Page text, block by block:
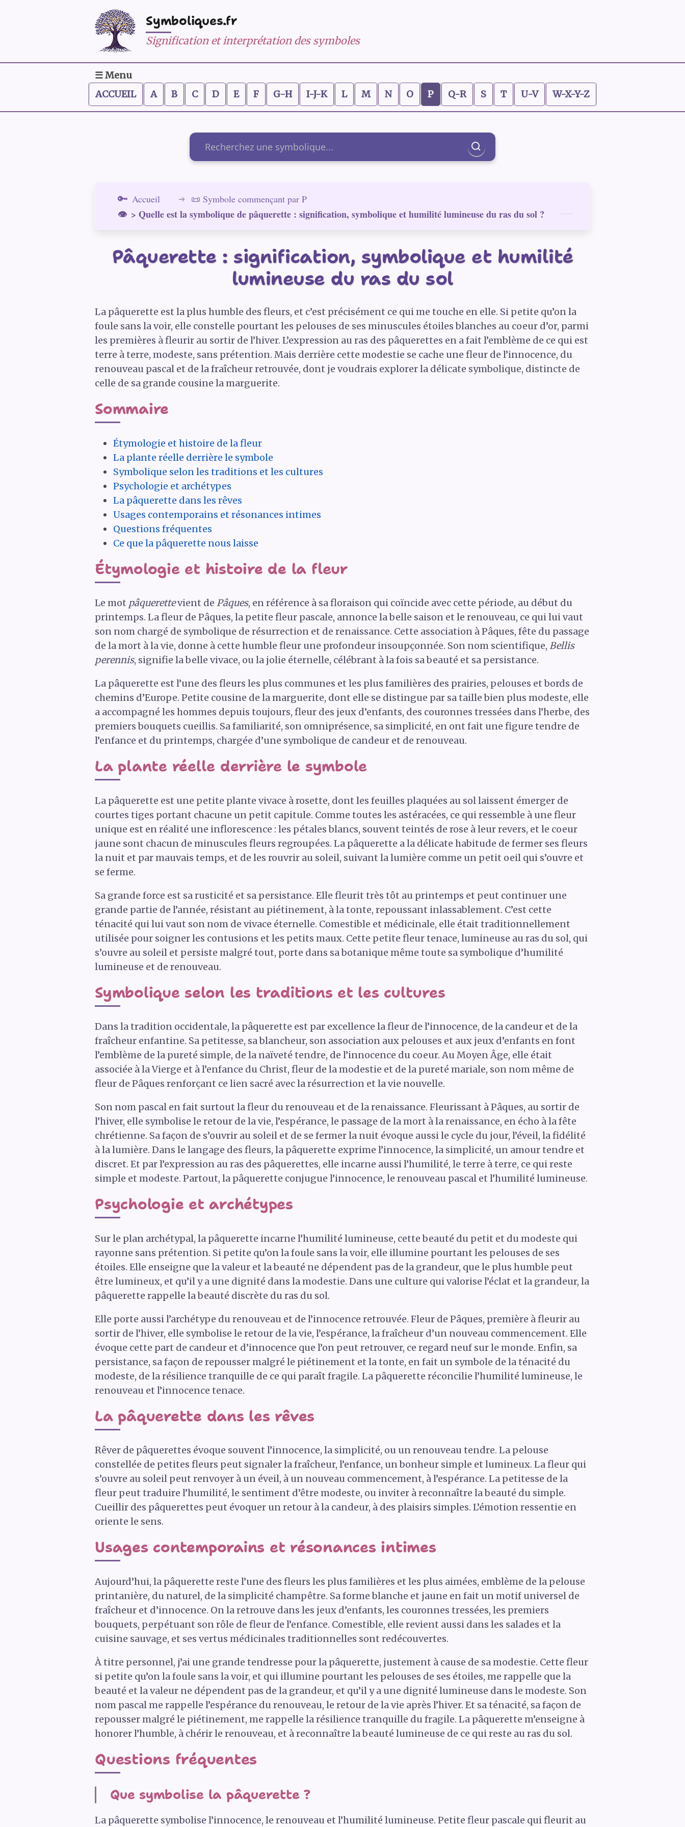
Symboliques.fr
Signification et interprétation des symboles
☰ Menu
ACCUEIL
A B C D E F G-H I-J-K L M N O P Q-R S T U-V W-X-Y-Z
Rechercher
Accueil 📜 Symbole commençant par P
> Quelle est la symbolique de pâquerette : signification, symbolique et humilité lumineuse du ras du sol ?
Pâquerette : signification, symbolique et humilité
lumineuse du ras du sol
La pâquerette est la plus humble des fleurs, et c’est précisément ce qui me touche en elle. Si petite qu’on la
foule sans la voir, elle constelle pourtant les pelouses de ses minuscules étoiles blanches au coeur d’or, parmi
les premières à fleurir au sortir de l’hiver. L’expression au ras des pâquerettes en a fait l’emblème de ce qui est
terre à terre, modeste, sans prétention. Mais derrière cette modestie se cache une fleur de l’innocence, du
renouveau pascal et de la fraîcheur retrouvée, dont je voudrais explorer la délicate symbolique, distincte de
celle de sa grande cousine la marguerite.
Sommaire
Étymologie et histoire de la fleur
La plante réelle derrière le symbole
Symbolique selon les traditions et les cultures
Psychologie et archétypes
La pâquerette dans les rêves
Usages contemporains et résonances intimes
Questions fréquentes
Ce que la pâquerette nous laisse
Étymologie et histoire de la fleur
Le mot pâquerettevient de Pâques, en référence à sa floraison qui coïncide avec cette période, au début du
printemps. La fleur de Pâques, la petite fleur pascale, annonce la belle saison et le renouveau, ce qui lui vaut
son nom chargé de symbolique de résurrection et de renaissance. Cette association à Pâques, fête du passage
de la mort à la vie, donne à cette humble fleur une profondeur insoupçonnée. Son nom scientifique, Bellis
perennis, signifie la belle vivace, ou la jolie éternelle, célébrant à la fois sa beauté et sa persistance.
La pâquerette est l’une des fleurs les plus communes et les plus familières des prairies, pelouses et bords de
chemins d’Europe. Petite cousine de la marguerite, dont elle se distingue par sa taille bien plus modeste, elle
a accompagné les hommes depuis toujours, fleur des jeux d’enfants, des couronnes tressées dans l’herbe, des
premiers bouquets cueillis. Sa familiarité, son omniprésence, sa simplicité, en ont fait une figure tendre de
l’enfance et du printemps, chargée d’une symbolique de candeur et de renouveau.
La plante réelle derrière le symbole
La pâquerette est une petite plante vivace à rosette, dont les feuilles plaquées au sol laissent émerger de
courtes tiges portant chacune un petit capitule. Comme toutes les astéracées, ce qui ressemble à une fleur
unique est en réalité une inflorescence : les pétales blancs, souvent teintés de rose à leur revers, et le coeur
jaune sont chacun de minuscules fleurs regroupées. La pâquerette a la délicate habitude de fermer ses fleurs
la nuit et par mauvais temps, et de les rouvrir au soleil, suivant la lumière comme un petit oeil qui s’ouvre et
se ferme.
Sa grande force est sa rusticité et sa persistance. Elle fleurit très tôt au printemps et peut continuer une
grande partie de l’année, résistant au piétinement, à la tonte, repoussant inlassablement. C’est cette
ténacité qui lui vaut son nom de vivace éternelle. Comestible et médicinale, elle était traditionnellement
utilisée pour soigner les contusions et les petits maux. Cette petite fleur tenace, lumineuse au ras du sol, qui
s’ouvre au soleil et persiste malgré tout, porte dans sa botanique même toute sa symbolique d’humilité
lumineuse et de renouveau.
Symbolique selon les traditions et les cultures
Dans la tradition occidentale, la pâquerette est par excellence la fleur de l’innocence, de la candeur et de la
fraîcheur enfantine. Sa petitesse, sa blancheur, son association aux pelouses et aux jeux d’enfants en font
l’emblème de la pureté simple, de la naïveté tendre, de l’innocence du coeur. Au Moyen Âge, elle était
associée à la Vierge et à l’enfance du Christ, fleur de la modestie et de la pureté mariale, son nom même de
fleur de Pâques renforçant ce lien sacré avec la résurrection et la vie nouvelle.
Son nom pascal en fait surtout la fleur du renouveau et de la renaissance. Fleurissant à Pâques, au sortir de
l’hiver, elle symbolise le retour de la vie, l’espérance, le passage de la mort à la renaissance, en écho à la fête
chrétienne. Sa façon de s’ouvrir au soleil et de se fermer la nuit évoque aussi le cycle du jour, l’éveil, la fidélité
à la lumière. Dans le langage des fleurs, la pâquerette exprime l’innocence, la simplicité, un amour tendre et
discret. Et par l’expression au ras des pâquerettes, elle incarne aussi l’humilité, le terre à terre, ce qui reste
simple et modeste. Partout, la pâquerette conjugue l’innocence, le renouveau pascal et l’humilité lumineuse.
Psychologie et archétypes
Sur le plan archétypal, la pâquerette incarne l’humilité lumineuse, cette beauté du petit et du modeste qui
rayonne sans prétention. Si petite qu’on la foule sans la voir, elle illumine pourtant les pelouses de ses
étoiles. Elle enseigne que la valeur et la beauté ne dépendent pas de la grandeur, que le plus humble peut
être lumineux, et qu’il y a une dignité dans la modestie. Dans une culture qui valorise l’éclat et la grandeur, la
pâquerette rappelle la beauté discrète du ras du sol.
Elle porte aussi l’archétype du renouveau et de l’innocence retrouvée. Fleur de Pâques, première à fleurir au
sortir de l’hiver, elle symbolise le retour de la vie, l’espérance, la fraîcheur d’un nouveau commencement. Elle
évoque cette part de candeur et d’innocence que l’on peut retrouver, ce regard neuf sur le monde. Enfin, sa
persistance, sa façon de repousser malgré le piétinement et la tonte, en fait un symbole de la ténacité du
modeste, de la résilience tranquille de ce qui paraît fragile. La pâquerette réconcilie l’humilité lumineuse, le
renouveau et l’innocence tenace.
La pâquerette dans les rêves
Rêver de pâquerettes évoque souvent l’innocence, la simplicité, ou un renouveau tendre. La pelouse
constellée de petites fleurs peut signaler la fraîcheur, l’enfance, un bonheur simple et lumineux. La fleur qui
s’ouvre au soleil peut renvoyer à un éveil, à un nouveau commencement, à l’espérance. La petitesse de la
fleur peut traduire l’humilité, le sentiment d’être modeste, ou inviter à reconnaître la beauté du simple.
Cueillir des pâquerettes peut évoquer un retour à la candeur, à des plaisirs simples. L’émotion ressentie en
oriente le sens.
Usages contemporains et résonances intimes
Aujourd’hui, la pâquerette reste l’une des fleurs les plus familières et les plus aimées, emblème de la pelouse
printanière, du naturel, de la simplicité champêtre. Sa forme blanche et jaune en fait un motif universel de
fraîcheur et d’innocence. On la retrouve dans les jeux d’enfants, les couronnes tressées, les premiers
bouquets, perpétuant son rôle de fleur de l’enfance. Comestible, elle revient aussi dans les salades et la
cuisine sauvage, et ses vertus médicinales traditionnelles sont redécouvertes.
À titre personnel, j’ai une grande tendresse pour la pâquerette, justement à cause de sa modestie. Cette fleur
si petite qu’on la foule sans la voir, et qui illumine pourtant les pelouses de ses étoiles, me rappelle que la
beauté et la valeur ne dépendent pas de la grandeur, et qu’il y a une dignité lumineuse dans le modeste. Son
nom pascal me rappelle l’espérance du renouveau, le retour de la vie après l’hiver. Et sa ténacité, sa façon de
repousser malgré le piétinement, me rappelle la résilience tranquille du fragile. La pâquerette m’enseigne à
honorer l’humble, à chérir le renouveau, et à reconnaître la beauté lumineuse de ce qui reste au ras du sol.
Questions fréquentes
Que symbolise la pâquerette ?
La pâquerette symbolise l’innocence, le renouveau et l’humilité lumineuse. Petite fleur pascale qui fleurit au